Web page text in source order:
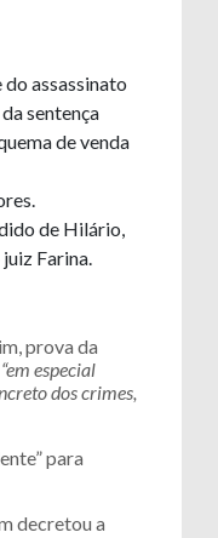
assassinato
sentença
de venda
de Hilário,
Farina.
prova da
“em especial
dos crimes,
para
decretou a